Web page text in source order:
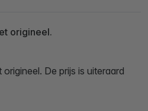
origineel.
De prijs is uiteraard